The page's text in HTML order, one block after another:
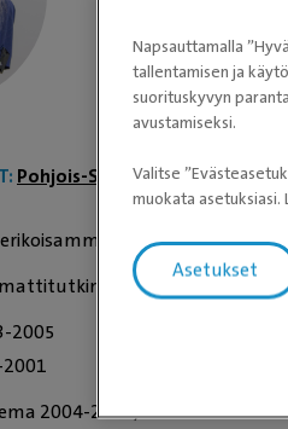
Pohjois-Suomen Eläinsairaala
EAT
2006
2005
2004-2012, Univet Hattula
Napsauttamalla
tallentamisen ja
suorituskyvyn
avustamiseksi.
Valitse
muokata
Asetukset